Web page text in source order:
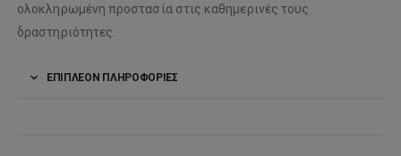
ολοκληρωμένη προστασία στις καθημερινές τους
δραστηριότητες.
ΕΠΙΠΛΈΟΝ ΠΛΗΡΟΦΟΡΊΕΣ